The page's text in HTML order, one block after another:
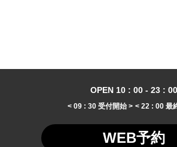
OPEN 10 : 00 - 23 : 00
< 09 : 30 受付開始 > < 22 : 00 最
WEB予約